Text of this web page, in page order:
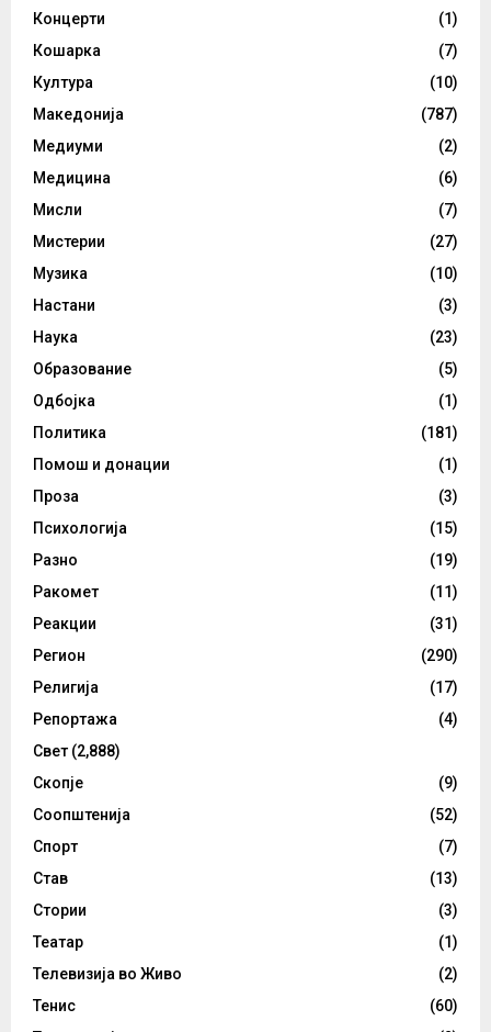
Концерти
(1)
Кошарка
(7)
Култура
(10)
Македонија
(787)
Медиуми
(2)
Медицина
(6)
Мисли
(7)
Мистерии
(27)
Музика
(10)
Настани
(3)
Наука
(23)
Образование
(5)
Одбојка
(1)
Политика
(181)
Помош и донации
(1)
Проза
(3)
Психологија
(15)
Разно
(19)
Ракомет
(11)
Реакции
(31)
Регион
(290)
Религија
(17)
Репортажа
(4)
Свет (2,888)
Скопје
(9)
Соопштенија
(52)
Спорт
(7)
Став
(13)
Стории
(3)
Театар
(1)
Телевизија во Живо
(2)
Тенис
(60)